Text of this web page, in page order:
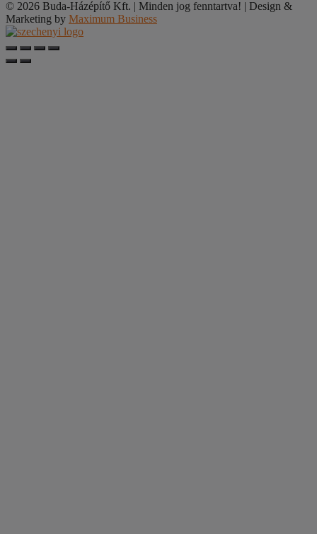
© 2026 Buda-Házépítő Kft. | Minden jog fenntartva! | Design &
Marketing by Maximum Business